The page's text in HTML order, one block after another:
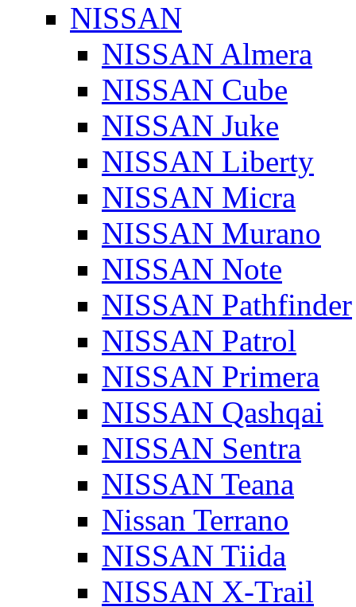
NISSAN
NISSAN Almera
NISSAN Cube
NISSAN Juke
NISSAN Liberty
NISSAN Micra
NISSAN Murano
NISSAN Note
NISSAN Pathfinder
NISSAN Patrol
NISSAN Primera
NISSAN Qashqai
NISSAN Sentra
NISSAN Teana
Nissan Terrano
NISSAN Tiida
NISSAN X-Trail